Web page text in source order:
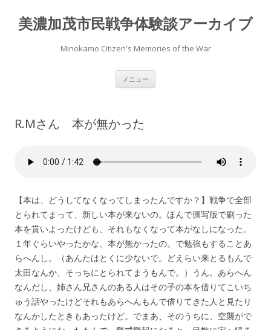
美濃加茂市民戦争体験談アーカイブ
Minokamo Citizen's Memories of the War
メニュー
R.Mさん 本が無かった
【本は、どうしてなくなってしまったんですか？】戦争で全部
とられてまって、新しい本が来ないの。ほんで謄写版で刷った
本を貰いよったけども、それもなくなって本がなしになった。
１年ぐらいやったかな、本が無かったの。で勉強もすることあ
らへんし。（あんたはとくに少ないで。どえらい来とるもんで
太田なんか、そっちにとられてまうもんで。）うん。あらへん
なんだし、姉さん兄さんのある人はその子の本を借りてこいち
ゅう話やったけどそれもあらへんもんで借りてきた人と見たり
なんかしたときもあったけど。でまあ、そのうちに、空襲がで